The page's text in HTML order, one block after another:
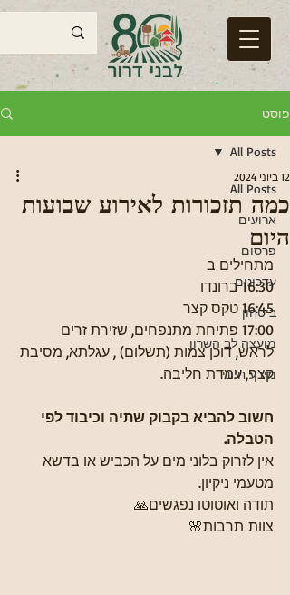
פוסט
All Posts
ארועים
פרסום
עדכונים
ביטחון
מועצה לב השרון
מידע חיוני
All Posts
כמה תזכורות לאירוע שבועות
היום
12 ביוני 2024
מתחילים ב
16:30 ברונדו
16:45 טקס קצר
17:00 פתיחת מתנפחים, שזירת זרים
לראש, דוכן צמות (תשלום) , עגלתא, מסיבת
קצף, עמדת חליבה.
חשוב להביא בקבוק שתיה וכיבוד לפי
הטבלה.
אין לזרוק בלוני מים על הכביש או בדשא
מטעמי ניקיון.
תודה ואוטוטו נפגשים🙏
צוות תרבות🌸